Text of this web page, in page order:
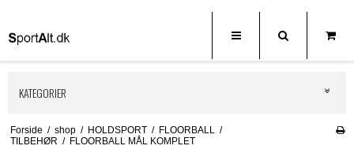
KATEGORIER
Forside / shop / HOLDSPORT / FLOORBALL /
TILBEHØR / FLOORBALL MÅL KOMPLET